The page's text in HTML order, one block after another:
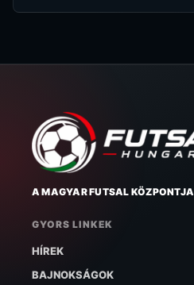
A MAGYAR FUTSAL KÖZPONTJA
GYORS LINKEK
HÍREK
BAJNOKSÁGOK